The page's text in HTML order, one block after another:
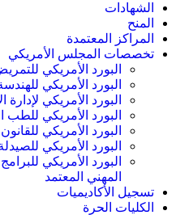
الشهادات
المنح
المراكز المعتمدة
تخصصات المجلس الأمريكي
البورد الأمريكي
البورد الأمريكي
البورد الأمريكي لإدارة
البورد الأمريكي للطب
البورد الأمريكي للقانون
البورد الأمريكي
البورد الأمريكي
المهني المعتمد
تسجيل الأكاديميات
الكليات الحرة